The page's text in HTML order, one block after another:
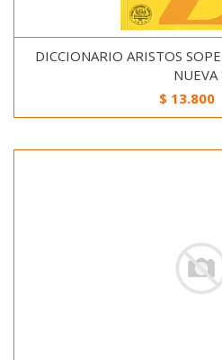
DICCIONARIO ARISTOS
NUEVA
$ 13.800